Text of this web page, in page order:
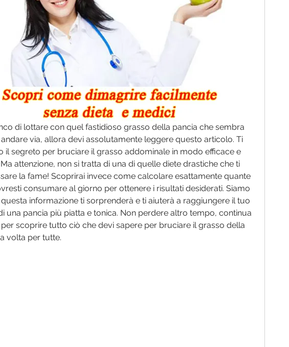
di lottare con quel fastidioso grasso della pancia che sembra
via, allora devi assolutamente leggere questo articolo. Ti
il segreto per bruciare il grasso addominale in modo efficace e
attenzione, non si tratta di una di quelle diete drastiche che ti
la fame! Scoprirai invece come calcolare esattamente quante
consumare al giorno per ottenere i risultati desiderati. Siamo
informazione ti sorprenderà e ti aiuterà a raggiungere il tuo
una pancia più piatta e tonica. Non perdere altro tempo, continua
scoprire tutto ciò che devi sapere per bruciare il grasso della
volta per tutte.